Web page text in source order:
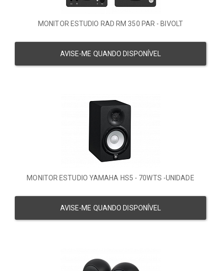
MONITOR ESTUDIO RAD RM 350 PAR - BIVOLT
AVISE-ME QUANDO DISPONÍVEL
MONITOR ESTUDIO YAMAHA HS5 - 70WTS -UNIDADE
AVISE-ME QUANDO DISPONÍVEL